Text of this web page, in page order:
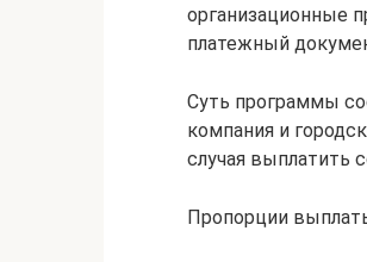
организационные
платежный
Суть программы
компания и
случая выплатить
Пропорции